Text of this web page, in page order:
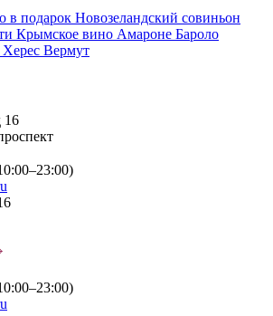
в подарок Новозеландский совиньон
Крымское вино Амароне Бароло
Херес Вермут
16